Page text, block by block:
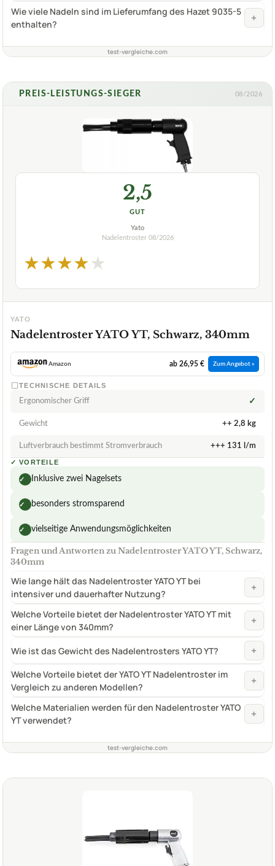
Wie viele Nadeln sind im Lieferumfang des Hazet 9035-5
enthalten?
+
test-vergleiche.com
PREIS-LEISTUNGS-SIEGER 08/2026
2,5
GUT
Yato
Nadelentroster 08/2026
★★★★★
YATO
Nadelentroster YATO YT, Schwarz, 340mm
Amazon ab 26,95 € Zum Angebot »
TECHNISCHE DETAILS
Ergonomischer Griff ✓
Gewicht ++ 2,8 kg
Luftverbrauch bestimmt Stromverbrauch +++ 131 l/m
✓ VORTEILE
✓ Inklusive zwei Nagelsets
✓ besonders stromsparend
✓ vielseitige Anwendungsmöglichkeiten
Fragen und Antworten zu Nadelentroster YATO YT, Schwarz,
340mm
Wie lange hält das Nadelentroster YATO YT bei
intensiver und dauerhafter Nutzung?
+
Welche Vorteile bietet der Nadelentroster YATO YT mit
einer Länge von 340mm?
+
Wie ist das Gewicht des Nadelentrosters YATO YT? +
Welche Vorteile bietet der YATO YT Nadelentroster im
Vergleich zu anderen Modellen?
+
Welche Materialien werden für den Nadelentroster YATO
YT verwendet?
+
test-vergleiche.com